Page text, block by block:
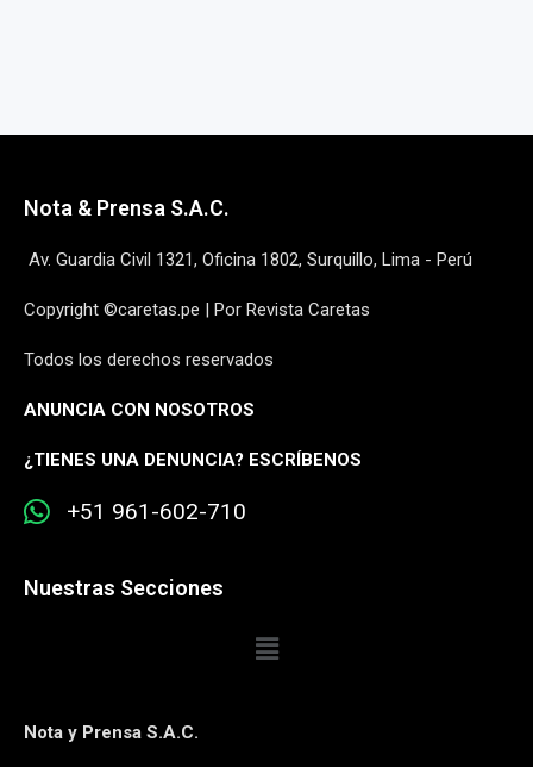
Nota & Prensa S.A.C.
Av. Guardia Civil 1321, Oficina 1802, Surquillo, Lima - Perú
Copyright ©caretas.pe | Por Revista Caretas
Todos los derechos reservados
ANUNCIA CON NOSOTROS
¿TIENES UNA DENUNCIA? ESCRÍBENOS
+51 961-602-710
Nuestras Secciones
Nota y Prensa S.A.C.